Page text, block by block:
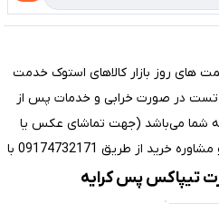
های روز بازار کالاهای استوک خدمت
با 7 روز مهلت تست در صورت خرابی و خدمات پس از
شما می‌باشد (جهت تماشای عکس یا
فیلم کالای موردنظرتان، راهنمایی و مشاوره خرید از طریق 09174732171 با
تیپاکس پس کرایه